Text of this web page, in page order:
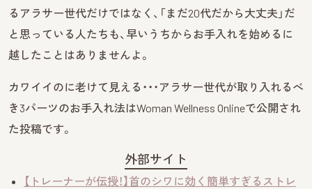
るアラサー世代だけではなく、「まだ20代だから大丈夫」だ
と思っている人たちも、早いうちからお手入れを始めるに
越したことはありませんよ。
カワイイのに老けて見える・・・アラサー世代が取り入れるべ
き3パーツのお手入れ法はWoman Wellness Onlineで公開され
た投稿です。
外部サイト
【トレーナーが伝授！】首のシワに効く簡単すぎるストレ